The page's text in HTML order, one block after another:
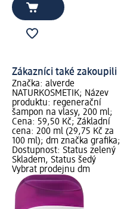
Zákazníci také zakoupili
Značka: alverde
NATURKOSMETIK; Název
produktu: regenerační
šampon na vlasy, 200 ml;
Cena: 59,50 Kč; Základní
cena: 200 ml (29,75 Kč za
100 ml); dm značka grafika;
Dostupnost: Status zelený
Skladem, Status šedý
Vybrat prodejnu dm